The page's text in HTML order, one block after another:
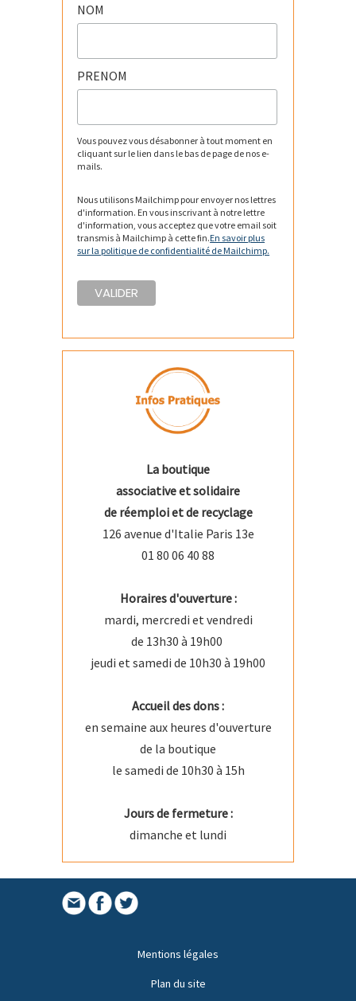
NOM
PRENOM
Vous pouvez vous désabonner à tout moment en
cliquant sur le lien dans le bas de page de nos e-
mails.
Nous utilisons Mailchimp pour envoyer nos lettres
d'information. En vous inscrivant à notre lettre
d'information, vous acceptez que votre email soit
transmis à Mailchimp à cette fin.En savoir plus
sur la politique de confidentialité de Mailchimp.
La boutique
associative et solidaire
de réemploi et de recyclage
126 avenue d'Italie Paris 13e
01 80 06 40 88
Horaires d'ouverture :
mardi, mercredi et vendredi
de 13h30 à 19h00
jeudi et samedi de 10h30 à 19h00
Accueil des dons :
en semaine aux heures d'ouverture
de la boutique
le samedi de 10h30 à 15h
Jours de fermeture :
dimanche et lundi
Mentions légales
Plan du site